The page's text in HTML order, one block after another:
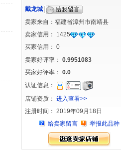
戴龙城
卖家来自：福建省漳州市南靖县
卖家信用： 1425
买家信用： 0
卖家好评率： 0.9951083
买家好评率： 0.0
认证信息：
店铺资质： 进入查看>>
注册时间： 2019年09月18日
给卖家留言
举报此品种